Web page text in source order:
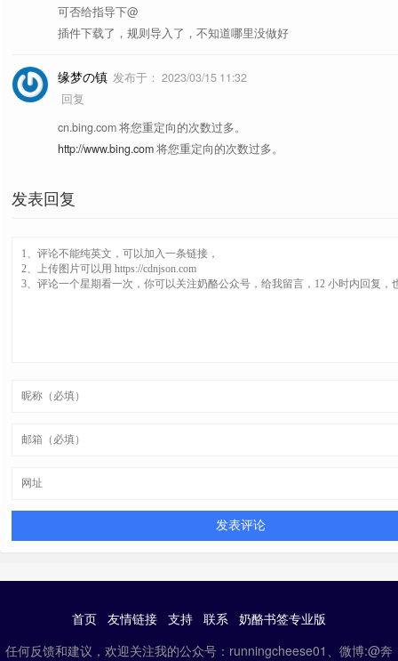
可否给指导下@
插件下载了，规则导入了，不知道哪里没做好
缘梦の镇 发布于： 2023/03/15 11:32
回复
cn.bing.com 将您重定向的次数过多。
http://www.bing.com将您重定向的次数过多。
发表回复
首页 友情链接 支持 联系 奶酪书签专业版
任何反馈和建议，欢迎关注我的公众号：runningcheese01、微博:@奔